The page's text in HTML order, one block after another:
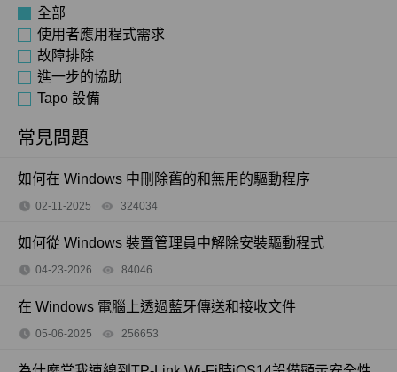
全部
使用者應用程式需求
故障排除
進一步的協助
Tapo 設備
常見問題
如何在 Windows 中刪除舊的和無用的驅動程序
02-11-2025 324034
如何從 Windows 裝置管理員中解除安裝驅動程式
04-23-2026 84046
在 Windows 電腦上透過藍牙傳送和接收文件
05-06-2025 256653